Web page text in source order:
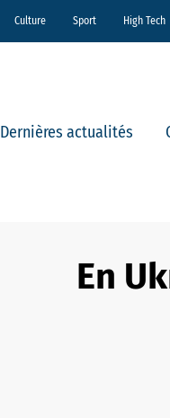
Culture Sport High Tech
Dernières actualités
En